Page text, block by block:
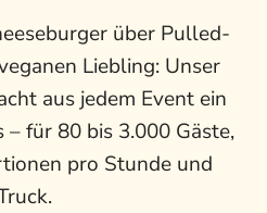
über Pulled-
Liebling: Unser
aus jedem Event ein
– für 80 bis 3.000 Gäste,
pro Stunde und